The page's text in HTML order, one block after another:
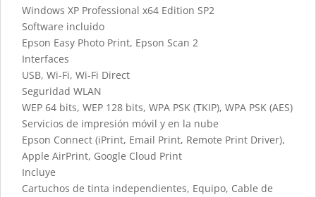
Windows XP Professional x64 Edition SP2
Software incluido
Epson Easy Photo Print, Epson Scan 2
Interfaces
USB, Wi-Fi, Wi-Fi Direct
Seguridad WLAN
WEP 64 bits, WEP 128 bits, WPA PSK (TKIP), WPA PSK (AES)
Servicios de impresión móvil y en la nube
Epson Connect (iPrint, Email Print, Remote Print Driver),
Apple AirPrint, Google Cloud Print
Incluye
Cartuchos de tinta independientes, Equipo, Cable de